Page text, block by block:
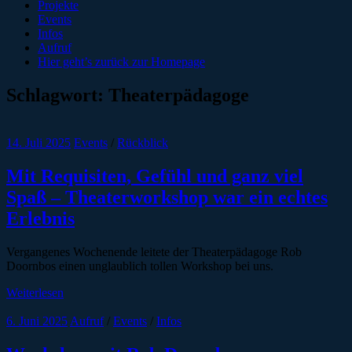
Projekte
Events
Infos
Aufruf
Hier geht’s zurück zur Homepage
Schlagwort: Theaterpädagoge
14. Juli 2025 Events / Rückblick
Mit Requisiten, Gefühl und ganz viel
Spaß – Theaterworkshop war ein echtes
Erlebnis
Vergangenes Wochenende leitete der Theaterpädagoge Rob
Doornbos einen unglaublich tollen Workshop bei uns.
Weiterlesen
6. Juni 2025 Aufruf/ Events / Infos